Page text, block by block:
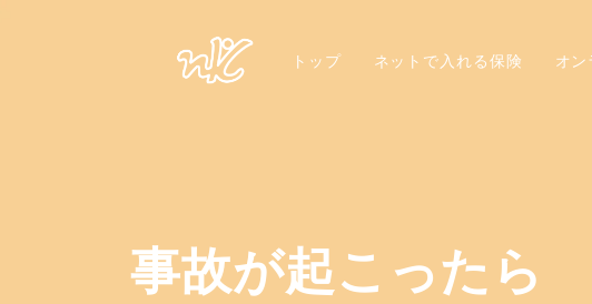
トップ ネットで入れる保険 オ
事故が起こったら